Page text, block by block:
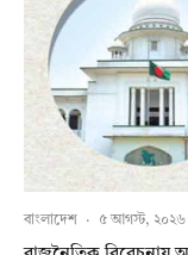
বাংলাদেশ · ৫ আগস্ট, ২০২৬